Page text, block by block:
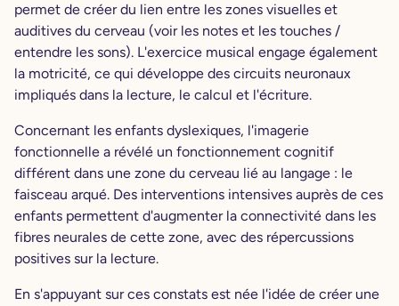
permet de créer du lien entre les zones visuelles et
auditives du cerveau (voir les notes et les touches /
entendre les sons). L'exercice musical engage également
la motricité, ce qui développe des circuits neuronaux
impliqués dans la lecture, le calcul et l'écriture.
Concernant les enfants dyslexiques, l'imagerie
fonctionnelle a révélé un fonctionnement cognitif
différent dans une zone du cerveau lié au langage : le
faisceau arqué. Des interventions intensives auprès de ces
enfants permettent d'augmenter la connectivité dans les
fibres neurales de cette zone, avec des répercussions
positives sur la lecture.
En s'appuyant sur ces constats est née l'idée de créer une